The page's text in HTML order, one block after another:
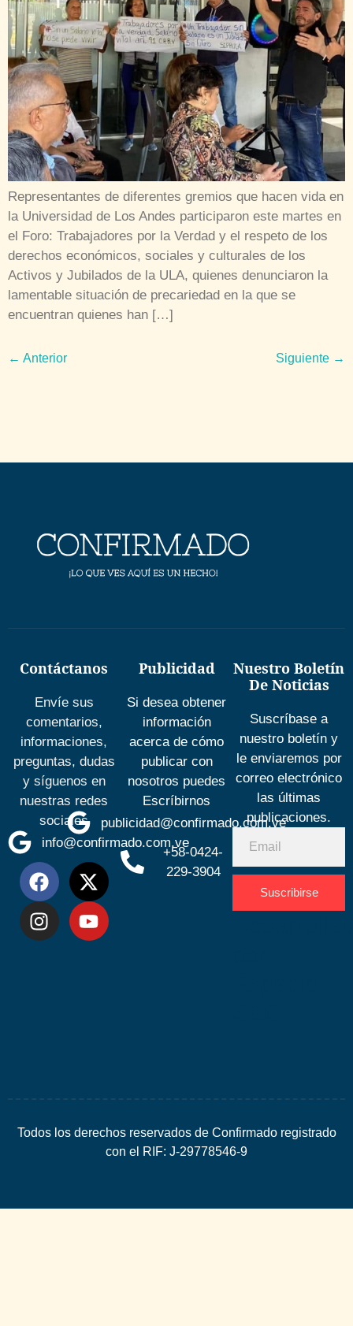
Representantes de diferentes gremios que hacen vida en
la Universidad de Los Andes participaron este martes en
el Foro: Trabajadores por la Verdad y el respeto de los
derechos económicos, sociales y culturales de los
Activos y Jubilados de la ULA, quienes denunciaron la
lamentable situación de precariedad en la que se
encuentran quienes han […]
← Anterior Siguiente →
Contáctanos
Envíe sus
comentarios,
informaciones,
preguntas, dudas
y síguenos en
nuestras redes
sociales
info@confirmado.com.ve
Publicidad
Si desea obtener
información
acerca de cómo
publicar con
nosotros puedes
Escríbirnos
publicidad@confirmado.com.ve
+58-0424-
229-3904
Nuestro Boletín
De Noticias
Suscríbase a
nuestro boletín y
le enviaremos por
correo electrónico
las últimas
publicaciones.
Suscribirse
Todos los derechos reservados de Confirmado registrado
con el RIF: J-29778546-9